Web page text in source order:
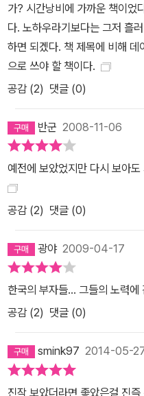
가? 시간낭비에 가까운 책이었
다. 노하우라기보다는 그저 흘
하면 되겠다. 책 제목에 비해 데
으로 쓰야 할 책이다.
공감 (2) 댓글 (0)
반군 2008-11-06
예전에 보았었지만 다시 보아
공감 (2) 댓글 (0)
광야2009-04-17
한국의 부자들... 그들의 노력에
공감 (2) 댓글 (0)
smink97 2014-05-
진작 보았더라면 좋았은걸 진